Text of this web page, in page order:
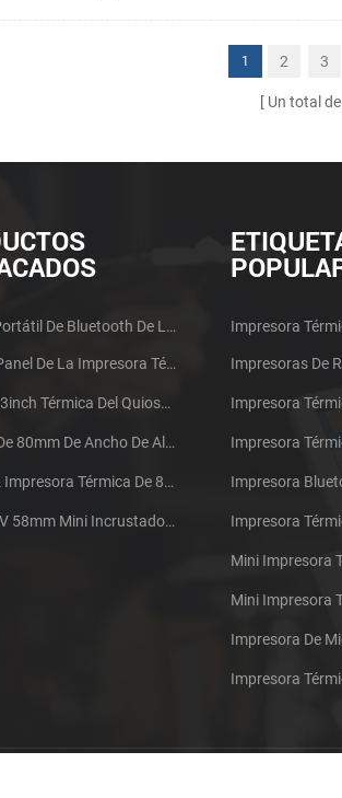
1 2 3
Un total de
58 Móvil Portátil De Bluetooth De La Impresora Térmica De PTP-II
58 Micro Panel De La Impresora Térmica De Recibos CSN-A1
KP-300 H 3inch Térmica Del Quiosco De La Impresora Módulo De
KP-300V De 80mm De Ancho De Alta Velocidad De La Impresora Térmica Del Quiosco
EP-380CK Impresora Térmica De 80 Mm Con Bloqueo De La Tapa
TTL DC12V 58mm Mini Incrustado Taxi De La Impresora Térmica De Recibos
Impresora
Impresoras De
Impresora
Impresora
Impresora
Mini Impresora
Mini Impresora
Impresora De
Impresora